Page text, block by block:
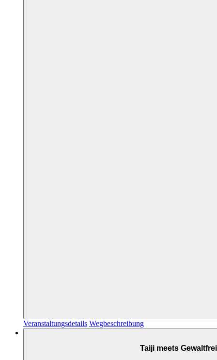
Veranstaltungsdetails Wegbeschreibung
Taiji meets